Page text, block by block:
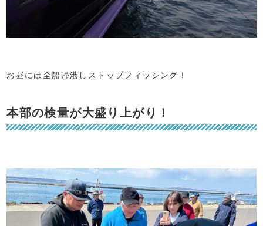
お昼には全船帰港しストップフィッシング！
本部の検量が大盛り上がり！